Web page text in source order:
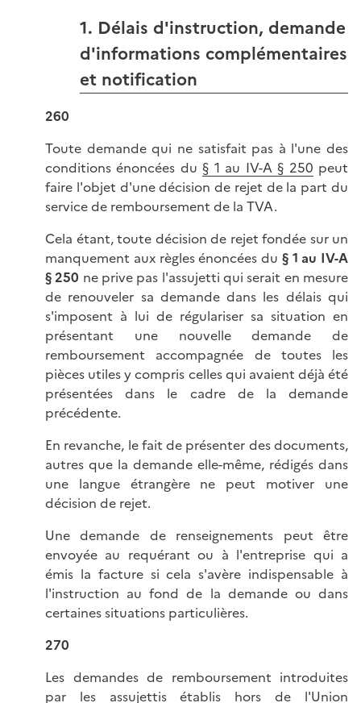
1. Délais d'instruction, demande
d'informations complémentaires
et notification
260
Toute demande qui ne satisfait pas à l'une des
conditions énoncées du§ 1 au IV-A § 250 peut
faire l'objet d'une décision de rejet de la part du
service de remboursement de la TVA.
Cela étant, toute décision de rejet fondée sur un
manquement aux règles énoncées du § 1 au IV-A
§ 250 ne prive pas l'assujetti qui serait en mesure
de renouveler sa demande dans les délais qui
s'imposent à lui de régulariser sa situation en
présentant une nouvelle demande de
remboursement accompagnée de toutes les
pièces utiles y compris celles qui avaient déjà été
présentées dans le cadre de la demande
précédente.
En revanche, le fait de présenter des documents,
autres que la demande elle-même, rédigés dans
une langue étrangère ne peut motiver une
décision de rejet.
Une demande de renseignements peut être
envoyée au requérant ou à l'entreprise qui a
émis la facture si cela s'avère indispensable à
l'instruction au fond de la demande ou dans
certaines situations particulières.
270
Les demandes de remboursement introduites
par les assujettis établis hors de l'Union